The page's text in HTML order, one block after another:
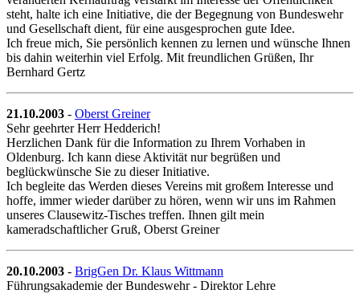
steht, halte ich eine Initiative, die der Begegnung von Bundeswehr
und Gesellschaft dient, für eine ausgesprochen gute Idee.
Ich freue mich, Sie persönlich kennen zu lernen und wünsche Ihnen
bis dahin weiterhin viel Erfolg. Mit freundlichen Grüßen, Ihr
Bernhard Gertz
21.10.2003 - Oberst Greiner
Sehr geehrter Herr Hedderich!
Herzlichen Dank für die Information zu Ihrem Vorhaben in
Oldenburg. Ich kann diese Aktivität nur begrüßen und
beglückwünsche Sie zu dieser Initiative.
Ich begleite das Werden dieses Vereins mit großem Interesse und
hoffe, immer wieder darüber zu hören, wenn wir uns im Rahmen
unseres Clausewitz-Tisches treffen. Ihnen gilt mein
kameradschaftlicher Gruß, Oberst Greiner
20.10.2003 - BrigGen Dr. Klaus Wittmann
Führungsakademie der Bundeswehr - Direktor Lehre